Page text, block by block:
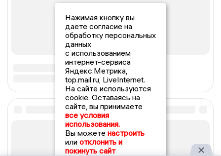
Нажимая кнопку вы
даете согласие на
обработку персональных
данных
с использованием
интернет-сервиса
Яндекс.Метрика,
top.mail.ru, LiveInternet.
На сайте используются
cookie. Оставаясь на
сайте, вы принимаете
все условия
использования.
Вы можете настроить
или отклонить и
покинуть сайт